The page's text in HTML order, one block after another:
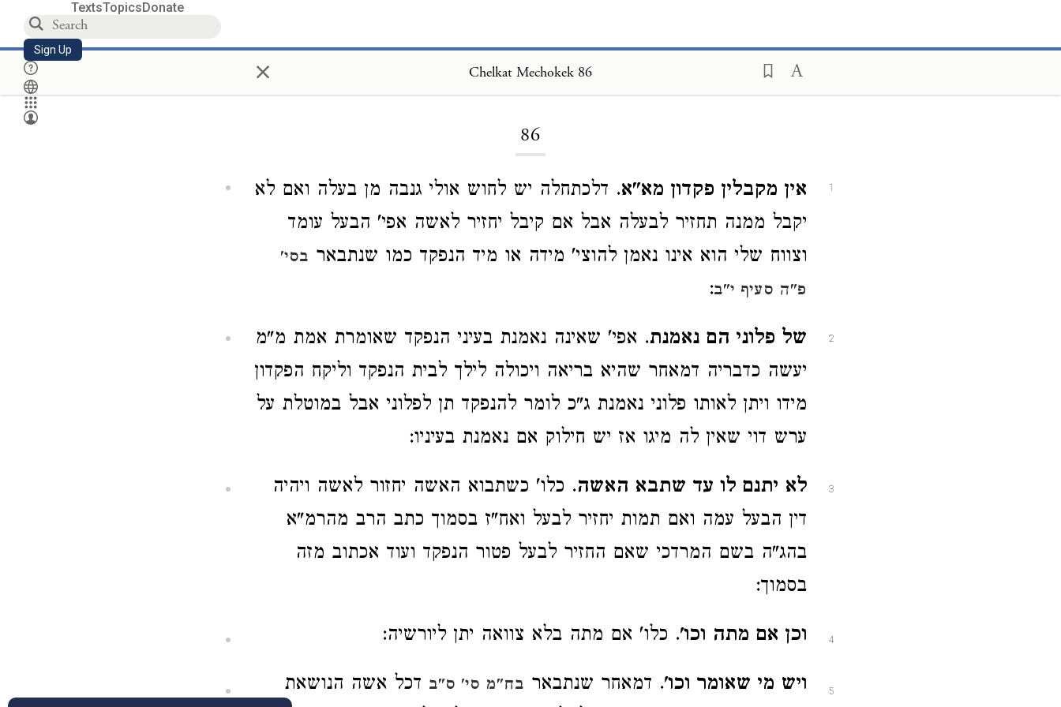
TextsTopicsDonate
Sign Up × Chelkat Mechokek 86
86
1 אין מקבלין פקדון מא"א. דלכתחלה יש לחוש אולי גנבה מן בעלה ואם לא
יקבל ממנה תחזיר לבעלה אבל אם קיבל יחזיר לאשה אפי' הבעל עומד
וצווח שלי הוא אינו נאמן להוצי' מידה או מיד הנפקד כמו שנתבאר בסי'
פ"ה סעיף י"ב:
2 של פלוני הם נאמנת. אפי' שאינה נאמנת בעיני הנפקד שאומרת אמת מ"מ
יעשה כדבריה דמאחר שהיא בריאה ויכולה לילך לבית הנפקד וליקח הפקדון
מידו ויתן לאותו פלוני נאמנת ג"כ לומר להנפקד תן לפלוני אבל במוטלת על
ערש דוי שאין לה מיגו אז יש חילוק אם נאמנת בעיניו:
3 לא יתנם לו עד שתבא האשה. כלו' כשתבוא האשה יחזור לאשה ויהיה
דין הבעל עמה ואם תמות יחזיר לבעל ואח"ז בסמוך כתב הרב מהרמ"א
בהג"ה בשם המרדכי שאם החזיר לבעל פטור הנפקד ועוד אכתוב מזה
בסמוך:
4 וכן אם מתה וכו'. כלו' אם מתה בלא צוואה יתן ליורשיה:
5 ויש מי שאומר וכו'. דמאחר שנתבאר בח"מ סי' ס"ב דכל אשה הנושאת